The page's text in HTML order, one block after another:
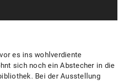
es ins wohlverdiente
sich noch ein Abstecher in die
Bei der Ausstellung